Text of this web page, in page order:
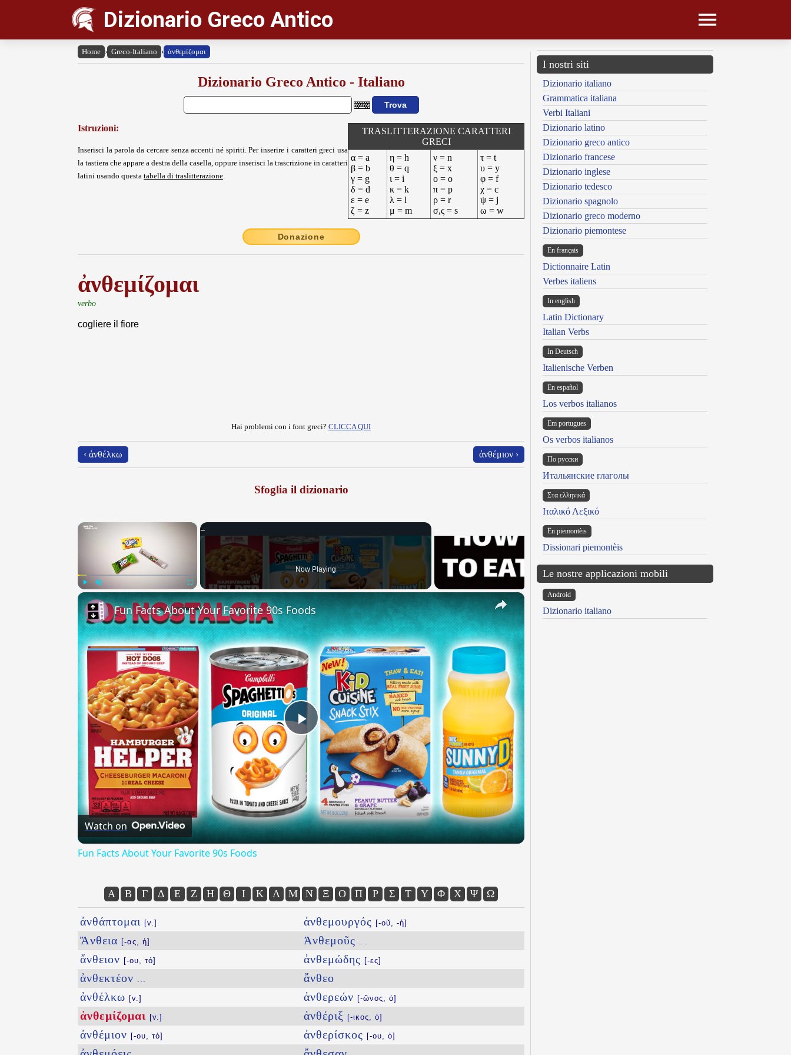
Dizionario Greco Antico
Home › Greco-Italiano › ἀνθεμίζομαι
Dizionario Greco Antico - Italiano
Istruzioni:
Inserisci la parola da cercare senza accenti né spiriti. Per inserire i caratteri greci usa
la tastiera che appare a destra della casella, oppure inserisci la trascrizione in caratteri
latini usando questa tabella di traslitterazione.
TRASLITTERAZIONE CARATTERI
GRECI
α = a
β = b
γ = g
δ = d
ε = e
ζ = z
η = h
θ = q
ι = i
κ = k
λ = l
μ = m
ν = n
ξ = x
ο = o
π = p
ρ = r
σ,ς = s
τ = t
υ = y
φ = f
χ = c
ψ = j
ω = w
Donazione
ἀνθεμίζομαι
verbo
cogliere il fiore
Hai problemi con i font greci? CLICCA QUI
‹ ἀνθέλκω ἀνθέμιον ›
Sfoglia il dizionario
×
Now Playing
×
Play
Video
Fun Facts About Your Favorite 90s Foods
Watch on
Fun Facts About Your Favorite 90s Foods
Α Β Γ Δ Ε Ζ Η Θ Ι Κ Λ Μ Ν Ξ Ο Π Ρ Σ Τ Υ Φ Χ Ψ Ω
ἀνθάπτομαι [v.]
Ἄνθεια [-ας, ἡ]
ἄνθειον [-ου, τό]
ἀνθεκτέον
ἀνθέλκω [v.]
ἀνθεμίζομαι [v.]
ἀνθέμιον [-ου, τό]
ἀνθεμουργός [-οῦ, -ἡ]
Ἀνθεμοῦς
ἀνθεμώδης [-ες]
ἄνθεο
ἀνθερεών [-ῶνος, ὁ]
ἀνθέριξ [-ικος, ὁ]
ἀνθερίσκος [-ου, ὁ]
I nostri siti
Dizionario italiano
Grammatica italiana
Verbi Italiani
Dizionario latino
Dizionario greco antico
Dizionario francese
Dizionario inglese
Dizionario tedesco
Dizionario spagnolo
Dizionario greco moderno
Dizionario piemontese
En français
Dictionnaire Latin
Verbes italiens
In english
Latin Dictionary
Italian Verbs
In Deutsch
Italienische Verben
En español
Los verbos italianos
Em portugues
Os verbos italianos
По русски
Итальянские глаголы
Στα ελληνικά
Ιταλικό Λεξικό
Ën piemontèis
Dissionari piemontèis
Le nostre applicazioni mobili
Android
Dizionario italiano